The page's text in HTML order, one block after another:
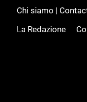
Chi siamo |
La Redazione